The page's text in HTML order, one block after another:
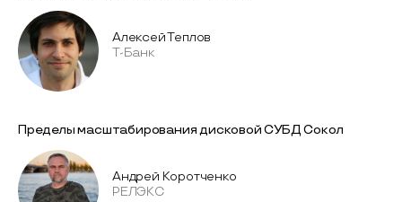
Алексей Теплов
Т-Банк
Пределы масштабирования дисковой СУБД Сокол
Андрей Коротченко
РЕЛЭКС